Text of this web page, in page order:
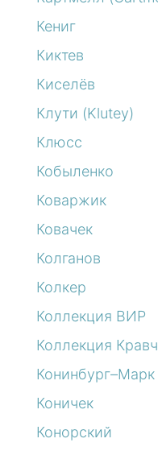
Кениг
Киктев
Киселёв
Клути (Klutey)
Клюсс
Кобыленко
Коваржик
Ковачек
Колганов
Колкер
Коллекция ВИР
Коллекция
Конинбург–Марк
Коничек
Конорский